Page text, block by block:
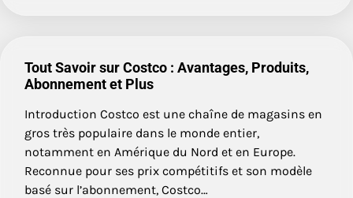
Tout Savoir sur Costco : Avantages, Produits,
Abonnement et Plus
Introduction Costco est une chaîne de magasins en
gros très populaire dans le monde entier,
notamment en Amérique du Nord et en Europe.
Reconnue pour ses prix compétitifs et son modèle
basé sur l’abonnement, Costco…